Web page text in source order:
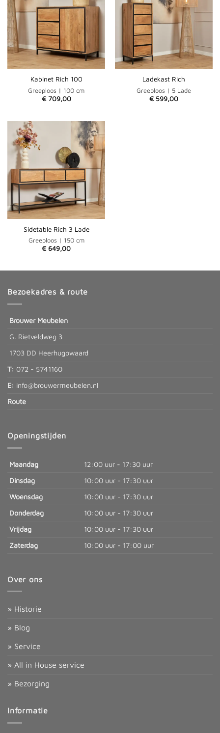
Kabinet Rich 100
Greeploos | 100 cm
€709,00
Ladekast Rich
Greeploos | 5 Lade
€ 599,00
Sidetable Rich 3 Lade
Greeploos | 150 cm
€ 649,00
Bezoekadres & route
Brouwer Meubelen
G. Rietveldweg 3
1703 DD Heerhugowaard
T: 072 - 5741160
E: info@brouwermeubelen.nl
Route
Openingstijden
Maandag
12:00 uur - 17:30 uur
Dinsdag
10:00 uur - 17:30 uur
Woensdag
10:00 uur - 17:30 uur
Donderdag
10:00 uur - 17:30 uur
Vrijdag
10:00 uur - 17:30 uur
Zaterdag
10:00 uur - 17:00 uur
Over ons
» Historie
» Blog
» Service
» All in House service
» Bezorging
Informatie